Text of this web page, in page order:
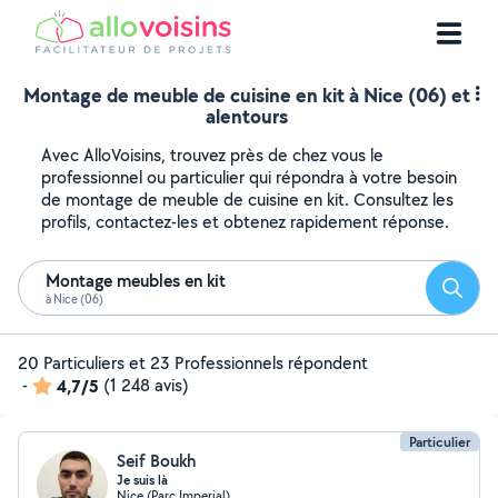
Montage de meuble de cuisine en kit à Nice (06) et
alentours
Avec AlloVoisins, trouvez près de chez vous le
professionnel ou particulier qui répondra à votre besoin
de montage de meuble de cuisine en kit. Consultez les
profils, contactez-les et obtenez rapidement réponse.
Montage meubles en kit
à Nice (06)
20 Particuliers et 23 Professionnels répondent
-
4,7/5 (1 248 avis)
Particulier
Seif Boukh
Je suis là